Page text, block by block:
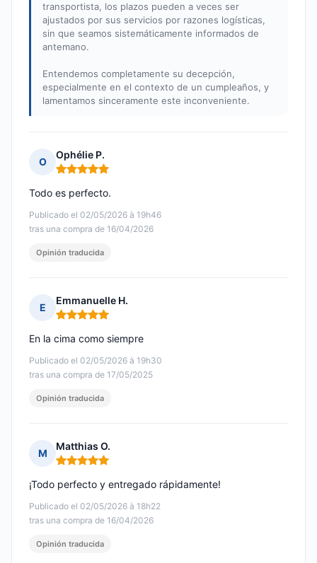
transportista, los plazos pueden a veces ser
ajustados por sus servicios por razones logísticas,
sin que seamos sistemáticamente informados de
antemano.
Entendemos completamente su decepción,
especialmente en el contexto de un cumpleaños, y
lamentamos sinceramente este inconveniente.
O
Ophélie P.
Nota: 5 de 5
Publicado el 02/05/2026 à 19h46
tras una compra de 16/04/2026
Todo es perfecto.
Opinión traducida
E
Emmanuelle H.
Nota: 5 de 5
Publicado el 02/05/2026 à 19h30
tras una compra de 17/05/2025
En la cima como siempre
Opinión traducida
M
Matthias O.
Nota: 5 de 5
Publicado el 02/05/2026 à 18h22
tras una compra de 16/04/2026
¡Todo perfecto y entregado rápidamente!
Opinión traducida